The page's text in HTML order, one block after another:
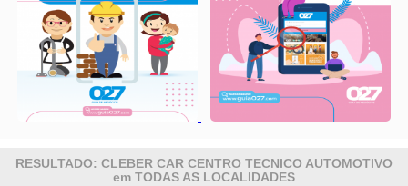
RESULTADO: CLEBER CAR CENTRO TECNICO AUTOMOTIVO
em TODAS AS LOCALIDADES